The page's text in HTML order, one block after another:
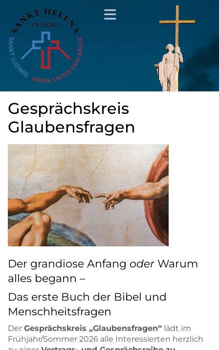
Gesprächskreis
Glaubensfragen
Der grandiose Anfang oder Warum
alles begann –
Das erste Buch der Bibel und
Menschheitsfragen
Der Gesprächskreis „Glaubensfragen“ lädt im
Frühjahr/Sommer 2026 alle Interessierten herzlich